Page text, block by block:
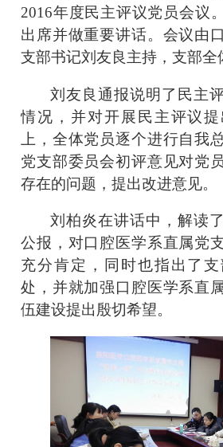
2016年度民主评议党员会议
出席并做重要讲话。会议由
支部书记刘友良主持，支部全
刘友良通报说明了民主
情况，并对开展民主评议
上，全体党员逐个进行自我
党支部委员会初评意见对党
存在的问题，提出改进意见。
刘柏炎在讲话中，解读
公报，对口腔医学系直属党
充分肯定，同时也指出了
处，并就加强口腔医学系直
伍建设提出殷切希望。